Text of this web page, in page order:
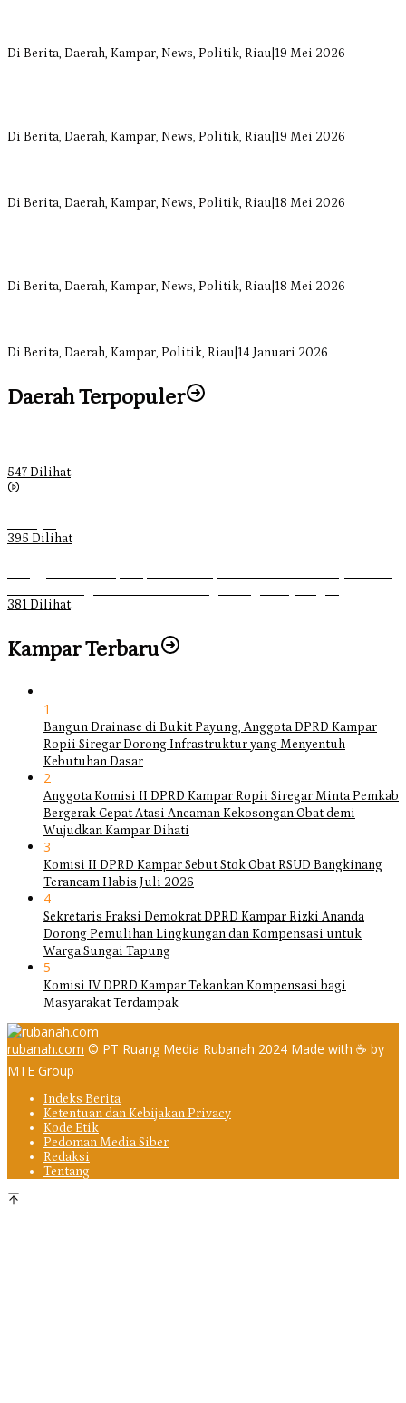
Di Berita, Daerah, Kampar, News, Politik, Riau 19 Mei 2026
Di Berita, Daerah, Kampar, News, Politik, Riau 19 Mei 2026
Di Berita, Daerah, Kampar, News, Politik, Riau 18 Mei 2026
Di Berita, Daerah, Kampar, News, Politik, Riau 18 Mei 2026
Di Berita, Daerah, Kampar, Politik, Riau 14 Januari 2026
Daerah Terpopuler
547 Dilihat
395 Dilihat
381 Dilihat
Kampar Terbaru
1
Bangun Drainase di Bukit Payung, Anggota DPRD Kampar
Ropii Siregar Dorong Infrastruktur yang Menyentuh
Kebutuhan Dasar
2
Anggota Komisi II DPRD Kampar Ropii Siregar Minta Pemkab
Bergerak Cepat Atasi Ancaman Kekosongan Obat demi
Wujudkan Kampar Dihati
3
Komisi II DPRD Kampar Sebut Stok Obat RSUD Bangkinang
Terancam Habis Juli 2026
4
Sekretaris Fraksi Demokrat DPRD Kampar Rizki Ananda
Dorong Pemulihan Lingkungan dan Kompensasi untuk
Warga Sungai Tapung
5
Komisi IV DPRD Kampar Tekankan Kompensasi bagi
Masyarakat Terdampak
rubanah.com © PT Ruang Media Rubanah 2024 Made with ☕ by
MTE Group
Indeks Berita
Ketentuan dan Kebijakan Privacy
Kode Etik
Pedoman Media Siber
Redaksi
Tentang